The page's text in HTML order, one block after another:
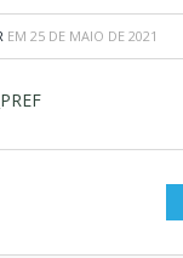
EM 25 DE MAIO DE 2021